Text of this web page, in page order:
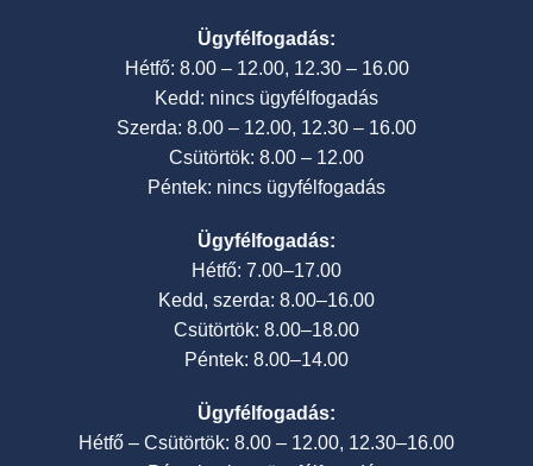
Ügyfélfogadás:
Hétfő: 8.00 – 12.00, 12.30 – 16.00
Kedd: nincs ügyfélfogadás
Szerda: 8.00 – 12.00, 12.30 – 16.00
Csütörtök: 8.00 – 12.00
Péntek: nincs ügyfélfogadás
Ügyfélfogadás:
Hétfő: 7.00–17.00
Kedd, szerda: 8.00–16.00
Csütörtök: 8.00–18.00
Péntek: 8.00–14.00
Ügyfélfogadás:
Hétfő – Csütörtök: 8.00 – 12.00, 12.30–16.00